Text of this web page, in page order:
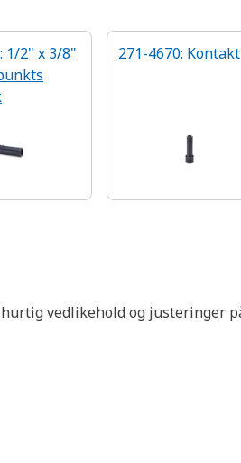
1/2" x 3/8"
271-4670: Kontakt
vedlikehold og justeringer